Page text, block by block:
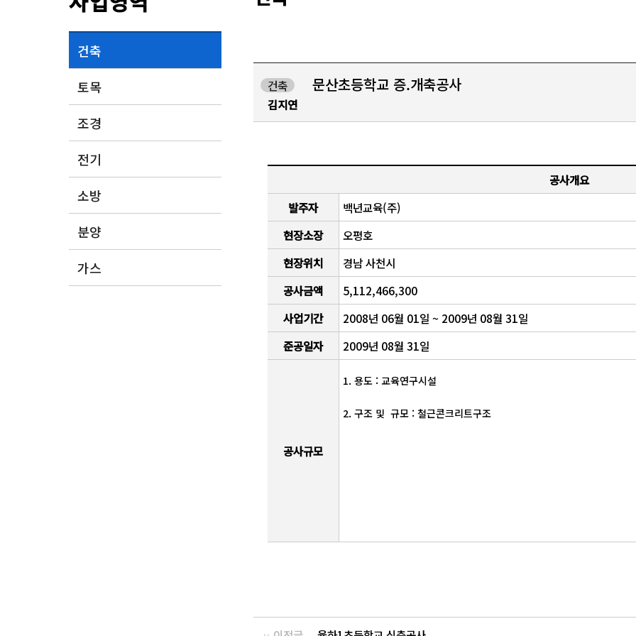
건축
토목
조경
전기
소방
분양
가스
건축 문산초등학교 증.개축공사
김지연
공사개요
발주자
백년교육(주)
현장소장
오평호
현장위치
경남 사천시
공사금액
5,112,466,300
사업기간
2008년 06월 01일 ~ 2009년 08월 31일
준공일자
2009년 08월 31일
공사규모
1. 용도 : 교육연구시설
2. 구조 및 규모 : 철근콘크리트구조